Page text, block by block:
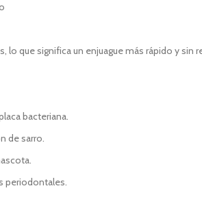
lo que significa un enjuague más rápido y sin
bacteriana.
de sarro.
periodontales.